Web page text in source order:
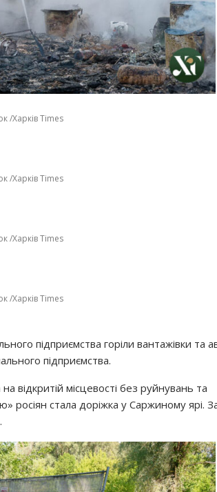
/Харків Times
/Харків Times
/Харків Times
/Харків Times
підприємства горіли вантажівки та
підприємства.
відкритій місцевості без руйнувань та
росіян стала доріжка у Саржиному ярі.